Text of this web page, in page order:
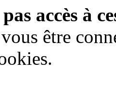
accès à
être